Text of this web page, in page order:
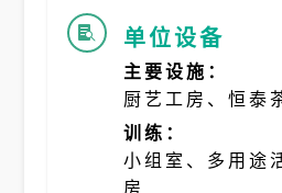
 单位设备
主要设施：
厨艺工房、恒泰
训练：
小组室、多用途
房